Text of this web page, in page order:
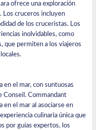
ofrece una exploración
Los cruceros incluyen
de los cruceristas. Los
inolvidables, como
que permiten a los viajeros
en el mar, con suntuosas
Conseil. Commandant
en el mar al asociarse en
culinaria única que
por guías expertos, los